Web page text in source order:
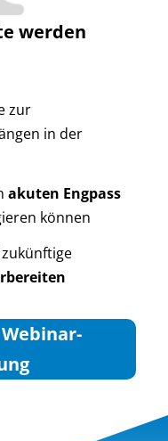
werden
zur
in der
akuten Engpass
können